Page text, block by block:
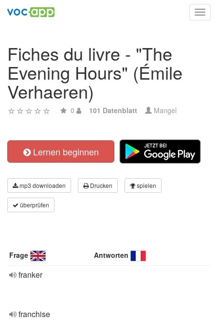
Fiches du livre - "The
Evening Hours" (Émile
Verhaeren)
0 101 Datenblatt Mangel
Lernen beginnen
mp3 downloaden Drucken spielen
überprüfen
Frage Antworten
franker
franchise